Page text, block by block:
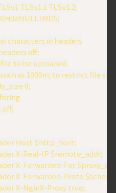
TLSv1 TLSv1.1 TLSv1.2;
HIGH:!aNULL:!MD5;
characters in headers
off;
file to be uploaded.
such as 1000m; to restrict file
0;
Host $http_host;
X-Real-IP $remote_addr;
X-Forwarded-For
X-Forwarded-Proto
X-NginX-Proxy true;